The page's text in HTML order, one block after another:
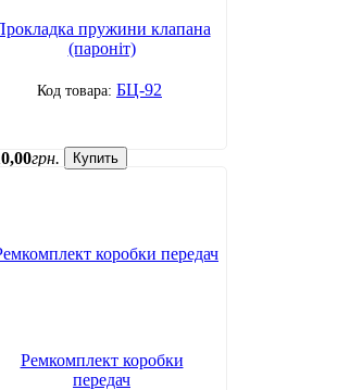
пружини клапана
(пароніт)
БЦ-92
,00грн. Купить
Ремкомплект коробки
передач